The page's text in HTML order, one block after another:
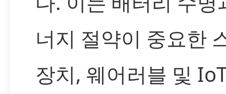
너지 절약이 중요한
장치, 웨어러블 및